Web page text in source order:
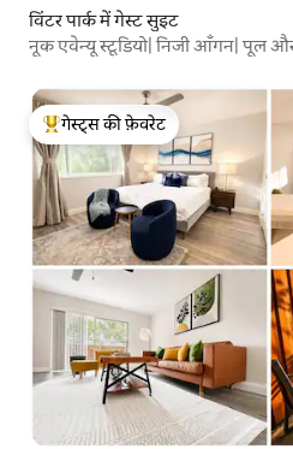
विंटर पार्क में गेस्ट सुइट
नूक एवेन्यू स्टूडियो| निजी आँगन| पूल
गेस्ट्स का टॉप फ़ेवरेट
गेस्ट्स की फ़ेवरेट